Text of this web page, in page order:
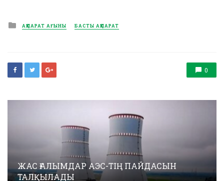
Posted
in
АҚПАРАТ АҒЫНЫ БАСТЫ АҚПАРАТ
0
ЖАС ҒАЛЫМДАР АЭС-ТІҢ ПАЙДАСЫН
ТАЛҚЫЛАДЫ